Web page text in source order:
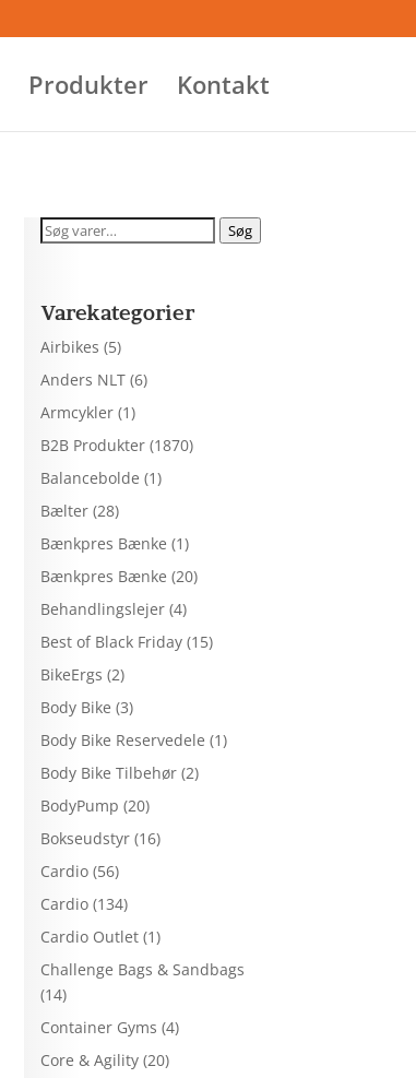
Produkter Kontakt
Søg
Søg
Varekategorier
Airbikes (5)
Anders NLT (6)
Armcykler (1)
B2B Produkter (1870)
Balancebolde (1)
Bælter (28)
Bænkpres Bænke (1)
Bænkpres Bænke (20)
Behandlingslejer (4)
Best of Black Friday (15)
BikeErgs (2)
Body Bike (3)
Body Bike Reservedele (1)
Body Bike Tilbehør (2)
BodyPump (20)
Bokseudstyr (16)
Cardio (56)
Cardio (134)
Cardio Outlet (1)
Challenge Bags & Sandbags
(14)
Container Gyms (4)
Core & Agility (20)